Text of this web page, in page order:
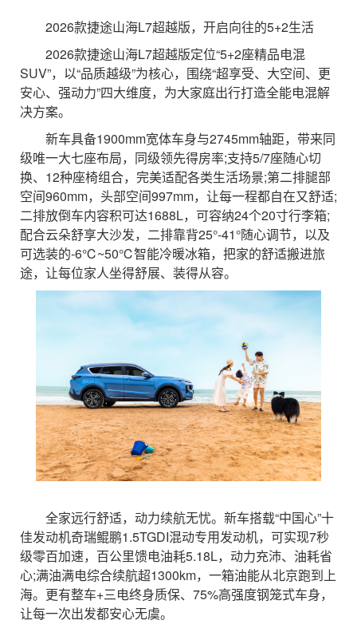
2026款捷途山海L7超越版，开启向往的5+2生活
2026款捷途山海L7超越版定位“5+2座精品电混
SUV”，以“品质越级”为核心，围绕“超享受、大空间、更
安心、强动力”四大维度，为大家庭出行打造全能电混解
决方案。
新车具备1900mm宽体车身与2745mm轴距，带来同
级唯一大七座布局，同级领先得房率;支持5/7座随心切
换、12种座椅组合，完美适配各类生活场景;第二排腿部
空间960mm，头部空间997mm，让每一程都自在又舒适;
二排放倒车内容积可达1688L，可容纳24个20寸行李箱;
配合云朵舒享大沙发，二排靠背25°-41°随心调节，以及
可选装的-6℃~50℃智能冷暖冰箱，把家的舒适搬进旅
途，让每位家人坐得舒展、装得从容。
全家远行舒适，动力续航无忧。新车搭载“中国心”十
佳发动机奇瑞鲲鹏1.5TGDI混动专用发动机，可实现7秒
级零百加速，百公里馈电油耗5.18L，动力充沛、油耗省
心;满油满电综合续航超1300km，一箱油能从北京跑到上
海。更有整车+三电终身质保、75%高强度钢笼式车身，
让每一次出发都安心无虞。